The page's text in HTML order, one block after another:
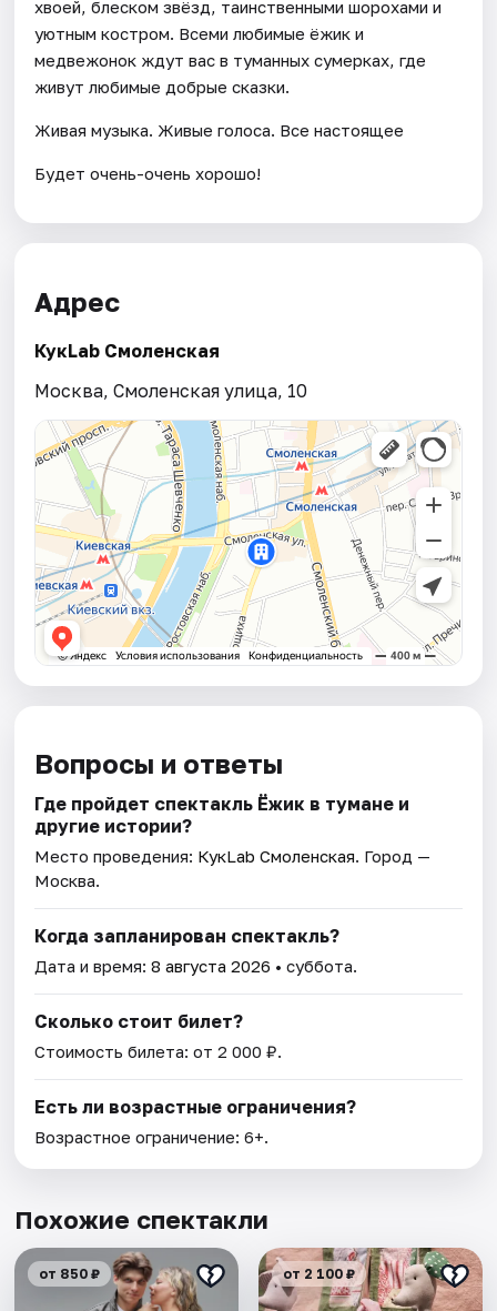
хвоей, блеском звёзд, таинственными шорохами и
уютным костром. Всеми любимые ёжик и
медвежонок ждут вас в туманных сумерках, где
живут любимые добрые сказки.
Живая музыка. Живые голоса. Все настоящее
Будет очень-очень хорошо!
Адрес
КукLab Смоленская
Москва, Смоленская улица, 10
Вопросы и ответы
Где пройдет спектакль Ёжик в тумане и
другие истории?
Место проведения: КукLab Смоленская. Город —
Москва.
Когда запланирован спектакль?
Дата и время:8 августа 2026 • суббота.
Сколько стоит билет?
Стоимость билета: от 2 000 ₽.
Есть ли возрастные ограничения?
Возрастное ограничение: 6+.
Похожие спектакли
от 850 ₽ от 2 100 ₽